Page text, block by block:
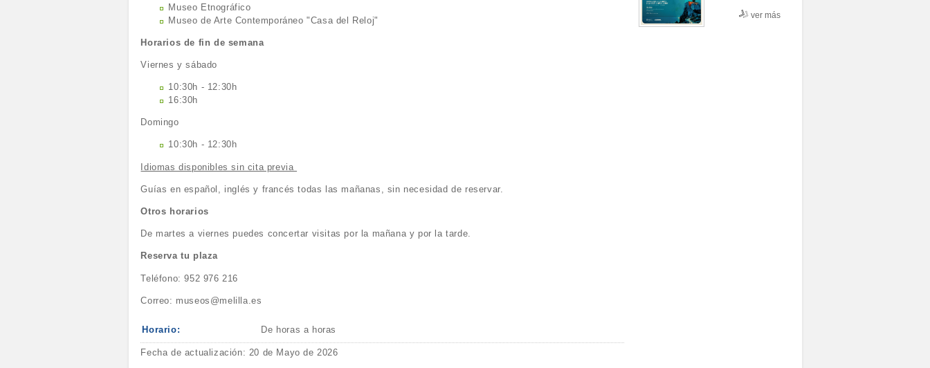
Museo Etnográfico
Museo de Arte Contemporáneo "Casa del Reloj"
Horarios de fin de semana
Viernes y sábado
10:30h - 12:30h
16:30h
Domingo
10:30h - 12:30h
Idiomas disponibles sin cita previa
Guías en español, inglés y francés todas las mañanas, sin necesidad de reservar.
Otros horarios
De martes a viernes puedes concertar visitas por la mañana y por la tarde.
Reserva tu plaza
Teléfono: 952 976 216
Correo: museos@melilla.es
Horario: De horas a horas
Fecha de actualización: 20 de Mayo de 2026
ver más